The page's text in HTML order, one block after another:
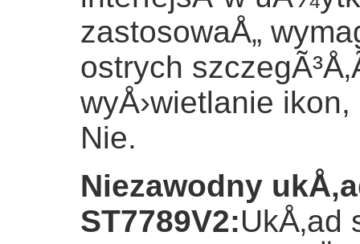
zastosowaÅ„
ostrych
wyÅ›wietlanie
Nie.
Niezawodny
ST7789V2: